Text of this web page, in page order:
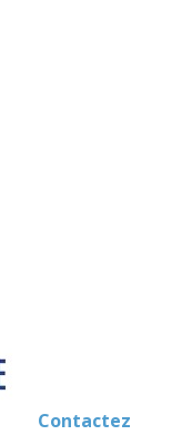
Contactez